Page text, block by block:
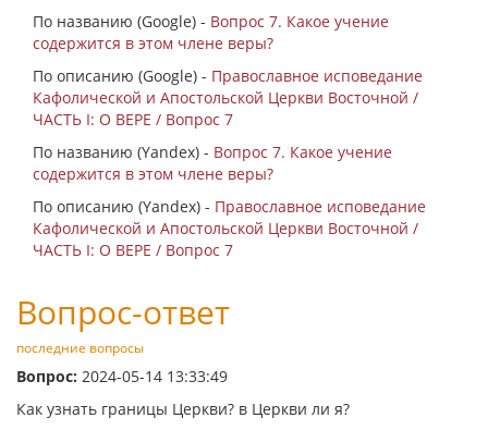
По названию (Google) - Вопрос 7. Какое учение
содержится в этом члене веры?
По описанию (Google) - Православное исповедание
Кафолической и Апостольской Церкви Восточной /
ЧАСТЬ I: О ВЕРЕ / Вопрос 7
По названию (Yandex) - Вопрос 7. Какое учение
содержится в этом члене веры?
По описанию (Yandex) - Православное исповедание
Кафолической и Апостольской Церкви Восточной /
ЧАСТЬ I: О ВЕРЕ / Вопрос 7
Вопрос-ответ
последние вопросы
Вопрос: 2024-05-14 13:33:49
Как узнать границы Церкви? в Церкви ли я?